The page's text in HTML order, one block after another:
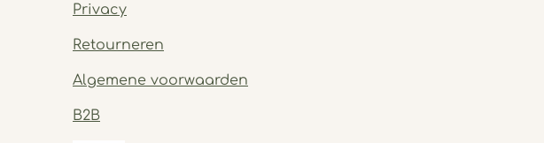
Privacy
Retourneren
Algemene voorwaarden
B2B